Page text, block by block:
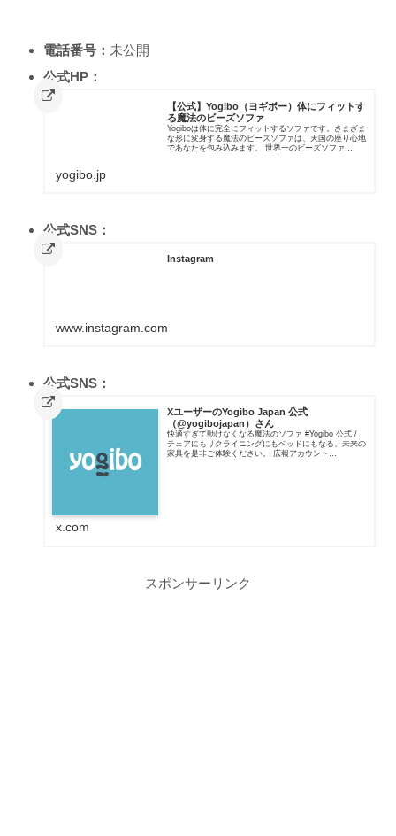
電話番号： 未公開
公式HP：
【公式】Yogibo（ヨギボー）体にフィットす
る魔法のビーズソファ
Yogiboは体に完全にフィットするソファです。さまざま
な形に変身する魔法のビーズソファは、天国の座り心地
であなたを包み込みます。 世界一のビーズソファ
yogibo.jp
公式SNS：
Instagram
www.instagram.com
公式SNS：
XユーザーのYogibo Japan 公式
（@yogibojapan）さん
快適すぎて動けなくなる魔法のソファ #Yogibo 公式 /
チェアにもリクライニングにもベッドにもなる、未来の
家具を是非ご体験ください。 広報アカウント
x.com
スポンサーリンク